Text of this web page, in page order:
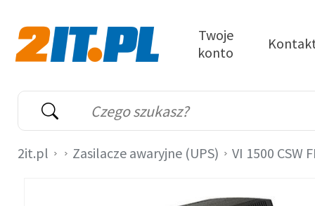
Wyszukiwarka
Słowo kluczowe
Twoje
konto
2it.pl Zasilacze awaryjne (UPS) VI 1500 CSW